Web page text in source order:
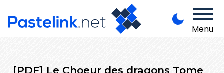
Menu
[PDF] Le Choeur des dragons Tome